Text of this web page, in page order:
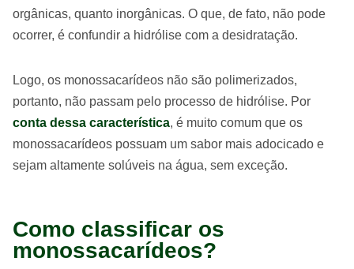
orgânicas, quanto inorgânicas. O que, de fato, não pode
ocorrer, é confundir a hidrólise com a desidratação.
Logo, os monossacarídeos não são polimerizados,
portanto, não passam pelo processo de hidrólise. Por
conta dessa característica, é muito comum que os
monossacarídeos possuam um sabor mais adocicado e
sejam altamente solúveis na água, sem exceção.
Como classificar os
monossacarídeos?